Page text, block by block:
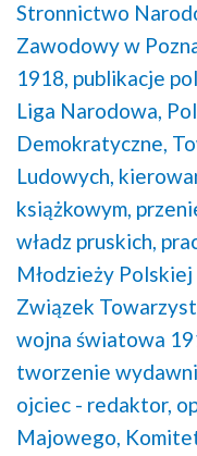
Stronnictwo
Zawodowy w
1918, publikacje
Liga Narodowa,
Demokratyczne,
Ludowych,
książkowym,
władz pruskich,
Młodzieży
Związek
wojna światowa
tworzenie
ojciec - redaktor,
Majowego,